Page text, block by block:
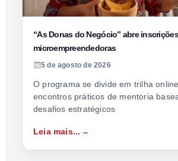
“As Donas do Negócio” abre inscrições
microempreendedoras
5 de agosto de 2026
O programa se divide em trilha
encontros práticos de mentoria
desafios estratégicos
Leia mais...